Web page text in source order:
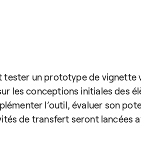
un prototype de vignette
les conceptions initiales des
l’outil, évaluer son
de transfert seront lancées